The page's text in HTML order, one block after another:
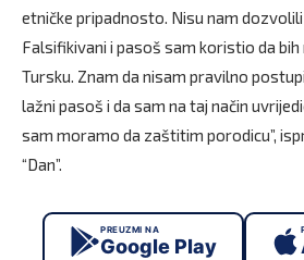
etničke pripadnosto. Nisu nam
Falsifikivani i pasoš sam koristio da
Tursku. Znam da nisam pravilno
lažni pasoš i da sam na taj način
sam moramo da zaštitim porodicu”,
“Dan”.
PREUZMI NA
Google Play